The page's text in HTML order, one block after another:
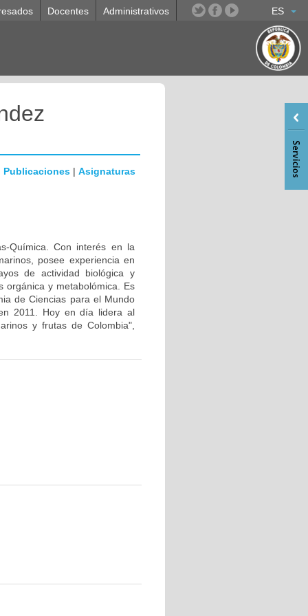
ES
Docentes Administrativos
Publicaciones | Asignaturas
Química. Con interés en la
posee experiencia en
de actividad biológica y
orgánica y metabolómica. Es
de Ciencias para el Mundo
2011. Hoy en día lidera al
y frutas de Colombia",